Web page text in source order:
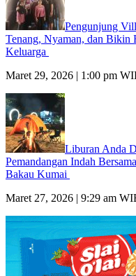
Pengunjung
Tenang, Nyaman, dan
Keluarga
Maret 29, 2026 | 1:00 pm
Liburan Anda
Pemandangan Indah
Bakau Kumai
Maret 27, 2026 | 9:29 am